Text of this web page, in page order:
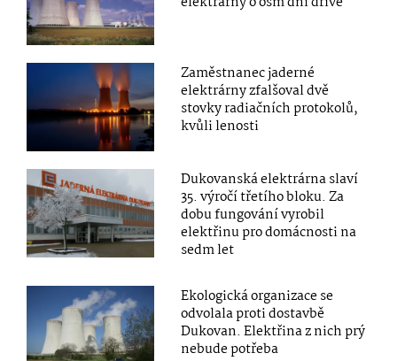
Zaměstnanec jaderné
elektrárny zfalšoval dvě
stovky radiačních protokolů,
kvůli lenosti
Dukovanská elektrárna slaví
35. výročí třetího bloku. Za
dobu fungování vyrobil
elektřinu pro domácnosti na
sedm let
Ekologická organizace se
odvolala proti dostavbě
Dukovan. Elektřina z nich prý
nebude potřeba